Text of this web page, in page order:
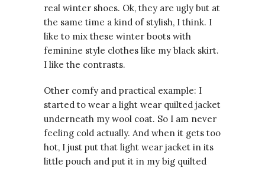
real winter shoes. Ok, they are ugly but at
the same time a kind of stylish, I think. I
like to mix these winter boots with
feminine style clothes like my black skirt.
I like the contrasts.
Other comfy and practical example: I
started to wear a light wear quilted jacket
underneath my wool coat. So I am never
feeling cold actually. And when it gets too
hot, I just put that light wear jacket in its
little pouch and put it in my big quilted